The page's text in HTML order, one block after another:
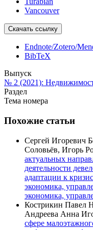
Vancouver
Скачать ссылку
Endnote/Zotero/
BibTeX
Выпуск
№ 2 (2021):
Раздел
Тема номера
Похожие статьи
Сергей Игоревич
Соловьёв, Игорь
актуальных
деятельности
адаптации к
экономика,
экономика,
Кострикин Павел
Андреева Анна
сфере